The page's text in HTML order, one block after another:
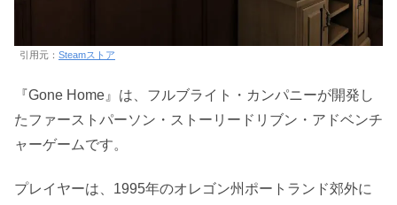
引用元： Steamストア
『Gone Home』は、フルブライト・カンパニーが開発し
たファーストパーソン・ストーリードリブン・アドベンチ
ャーゲームです。
プレイヤーは、1995年のオレゴン州ポートランド郊外に